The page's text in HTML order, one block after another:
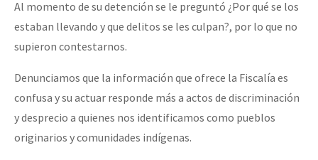
Al momento de su detención se le preguntó ¿Por qué se los
estaban llevando y que delitos se les culpan?, por lo que no
supieron contestarnos.
Denunciamos que la información que ofrece la Fiscalía es
confusa y su actuar responde más a actos de discriminación
y desprecio a quienes nos identificamos como pueblos
originarios y comunidades indígenas.